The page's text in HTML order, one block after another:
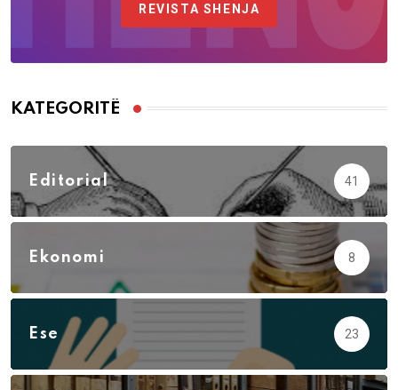
REVISTA SHENJA
KATEGORITË
Editorial 41
Ekonomi 8
Ese 23